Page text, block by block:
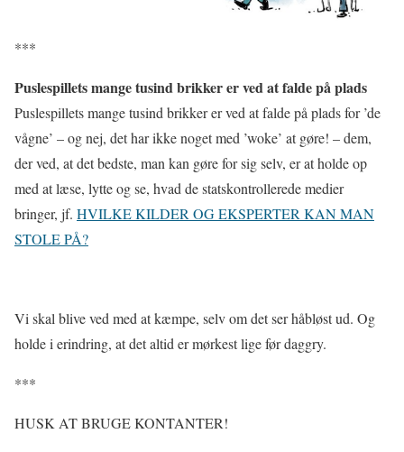
***
Puslespillets mange tusind brikker er ved at falde på plads
Puslespillets mange tusind brikker er ved at falde på plads for ’de
vågne’ – og nej, det har ikke noget med ’woke’ at gøre! – dem,
der ved, at det bedste, man kan gøre for sig selv, er at holde op
med at læse, lytte og se, hvad de statskontrollerede medier
bringer, jf. HVILKE KILDER OG EKSPERTER KAN MAN
STOLE PÅ?
Vi skal blive ved med at kæmpe, selv om det ser håbløst ud. Og
holde i erindring, at det altid er mørkest lige før daggry.
***
HUSK AT BRUGE KONTANTER!